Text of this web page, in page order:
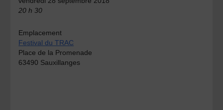
20 h 30
Emplacement
Festival du TRAC
Place de la Promenade
63490 Sauxillanges